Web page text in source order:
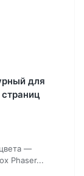
для
—
Phaser...